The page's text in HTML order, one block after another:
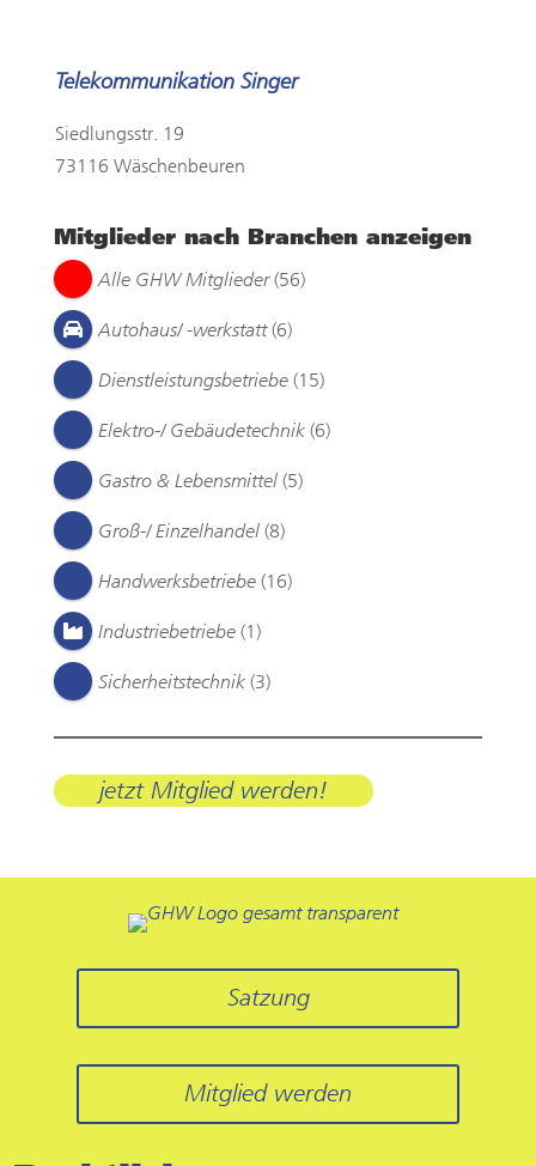
Telekommunikation Singer
Siedlungsstr. 19
73116 Wäschenbeuren
Mitglieder nach Branchen anzeigen
Alle GHW Mitglieder (56)
Autohaus/ -werkstatt (6)
Dienstleistungsbetriebe (15)
Elektro-/ Gebäudetechnik (6)
Gastro & Lebensmittel (5)
Groß-/ Einzelhandel (8)
Handwerksbetriebe (16)
Industriebetriebe (1)
Sicherheitstechnik (3)
jetzt Mitglied werden!
Satzung
Mitglied werden